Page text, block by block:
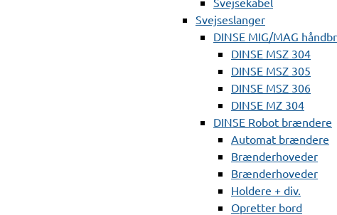
Svejseslanger
DINSE MIG/MAG
DINSE MSZ 304
DINSE MSZ 305
DINSE MSZ 306
DINSE MZ 304
DINSE Robot brændere
Automat brændere
Brænderhoveder
Brænderhoveder
Holdere + div.
Opretter bord